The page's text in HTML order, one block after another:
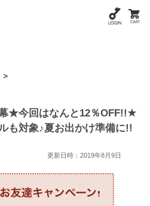
★今回はなんと12％OFF!!★
も対象♪夏お出かけ準備に!!
更新日時：2019年8月9日